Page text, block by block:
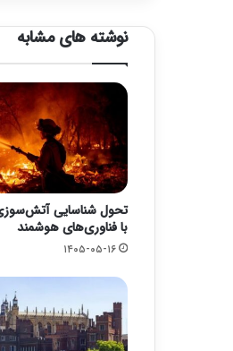
نوشته های مشابه
تحول شناسایی
با فناوری‌های هوشمند
۱۴۰۵-۰۵-۱۶